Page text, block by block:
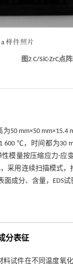
图2 C/SiC-ZrC点
50 mm×50
℃，时间都为30
性模量按压缩应力-
采用连续扫描模式
成分、含量，EDS试
分表征
料试件在不同温度氧